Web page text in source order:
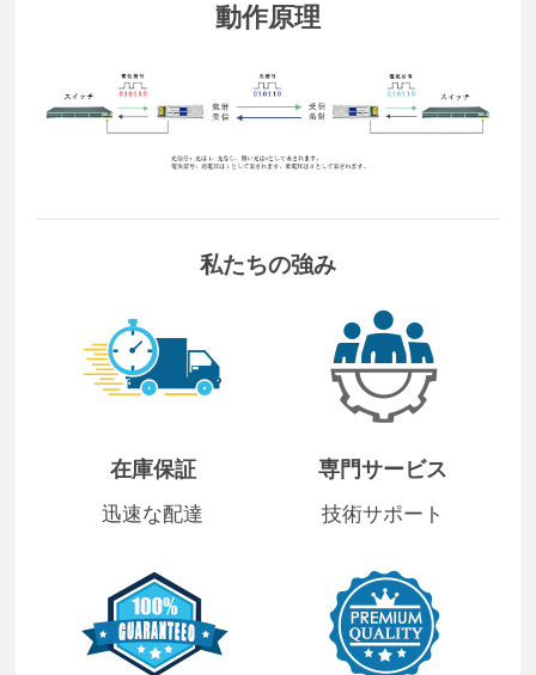
動作原理
私たちの強み
在庫保証
迅速な配達
専門サービス
技術サポート